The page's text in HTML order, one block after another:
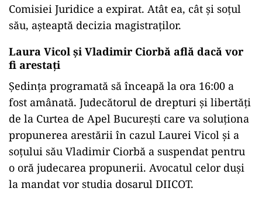
Comisiei Juridice a expirat. Atât ea, cât și soțul
său, așteaptă decizia magistraților.
Laura Vicol și Vladimir Ciorbă află dacă vor
fi arestați
Ședința programată să înceapă la ora 16:00 a
fost amânată. Judecătorul de drepturi și libertăți
de la Curtea de Apel București care va soluționa
propunerea arestării în cazul Laurei Vicol și a
soțului său Vladimir Ciorbă a suspendat pentru
o oră judecarea propunerii. Avocatul celor duși
la mandat vor studia dosarul DIICOT.